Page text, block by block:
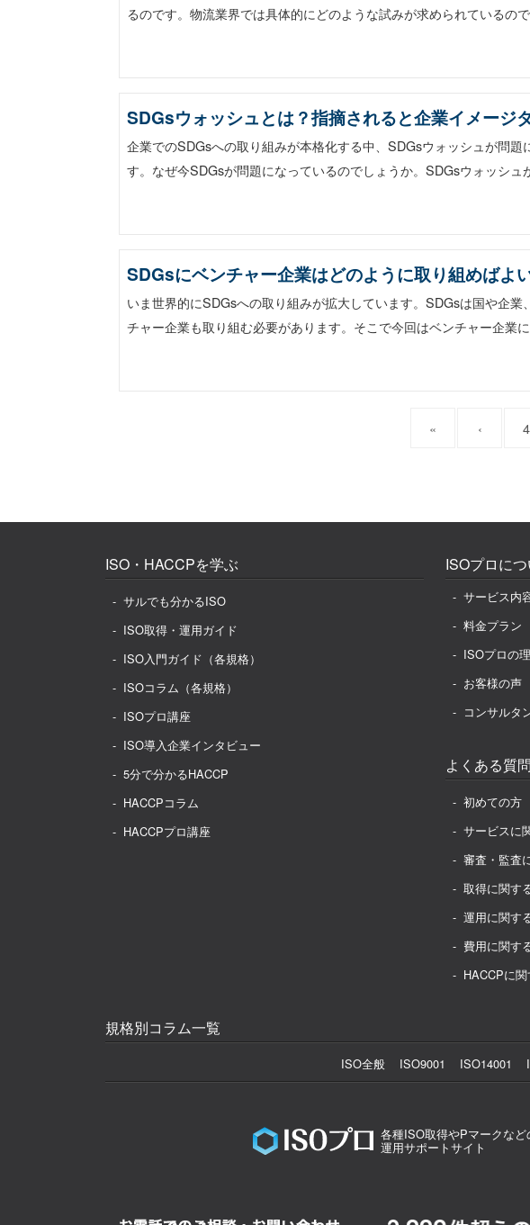
るのです。物流業界では具体的にどのような試みが求められているの
SDGsウォッシュとは？指摘されると企業イメージ
企業でのSDGsへの取り組みが本格化する中、SDGsウォッシュが問
す。なぜ今SDGsが問題になっているのでしょうか。SDGsウォッシ
SDGsにベンチャー企業はどのように取り組めばよ
いま世界的にSDGsへの取り組みが拡大しています。SDGsは国や企
チャー企業も取り組む必要があります。そこで今回はベンチャー企業
« ‹ 4
ISO・HACCPを学ぶ
サルでも分かるISO
ISO取得・運用ガイド
ISO入門ガイド（各規格）
ISOコラム（各規格）
ISOプロ講座
ISO導入企業インタビュー
5分で分かるHACCP
HACCPコラム
HACCPプロ講座
ISOプロに
サービス内
料金プラン
ISOプロの
お客様の声
コンサルタ
よくある質問
初めての方
サービスに
審査・監査
取得に関す
運用に関す
費用に関す
HACCPに
規格別コラム一覧
ISO全般 ISO9001 ISO14001
各種ISO取得やPマークなど
運用サポートサイト